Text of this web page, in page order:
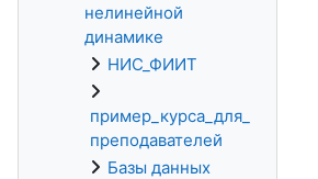
нелинейной
динамике
НИС_ФИИТ
пример_курса_для_
преподавателей
Базы данных